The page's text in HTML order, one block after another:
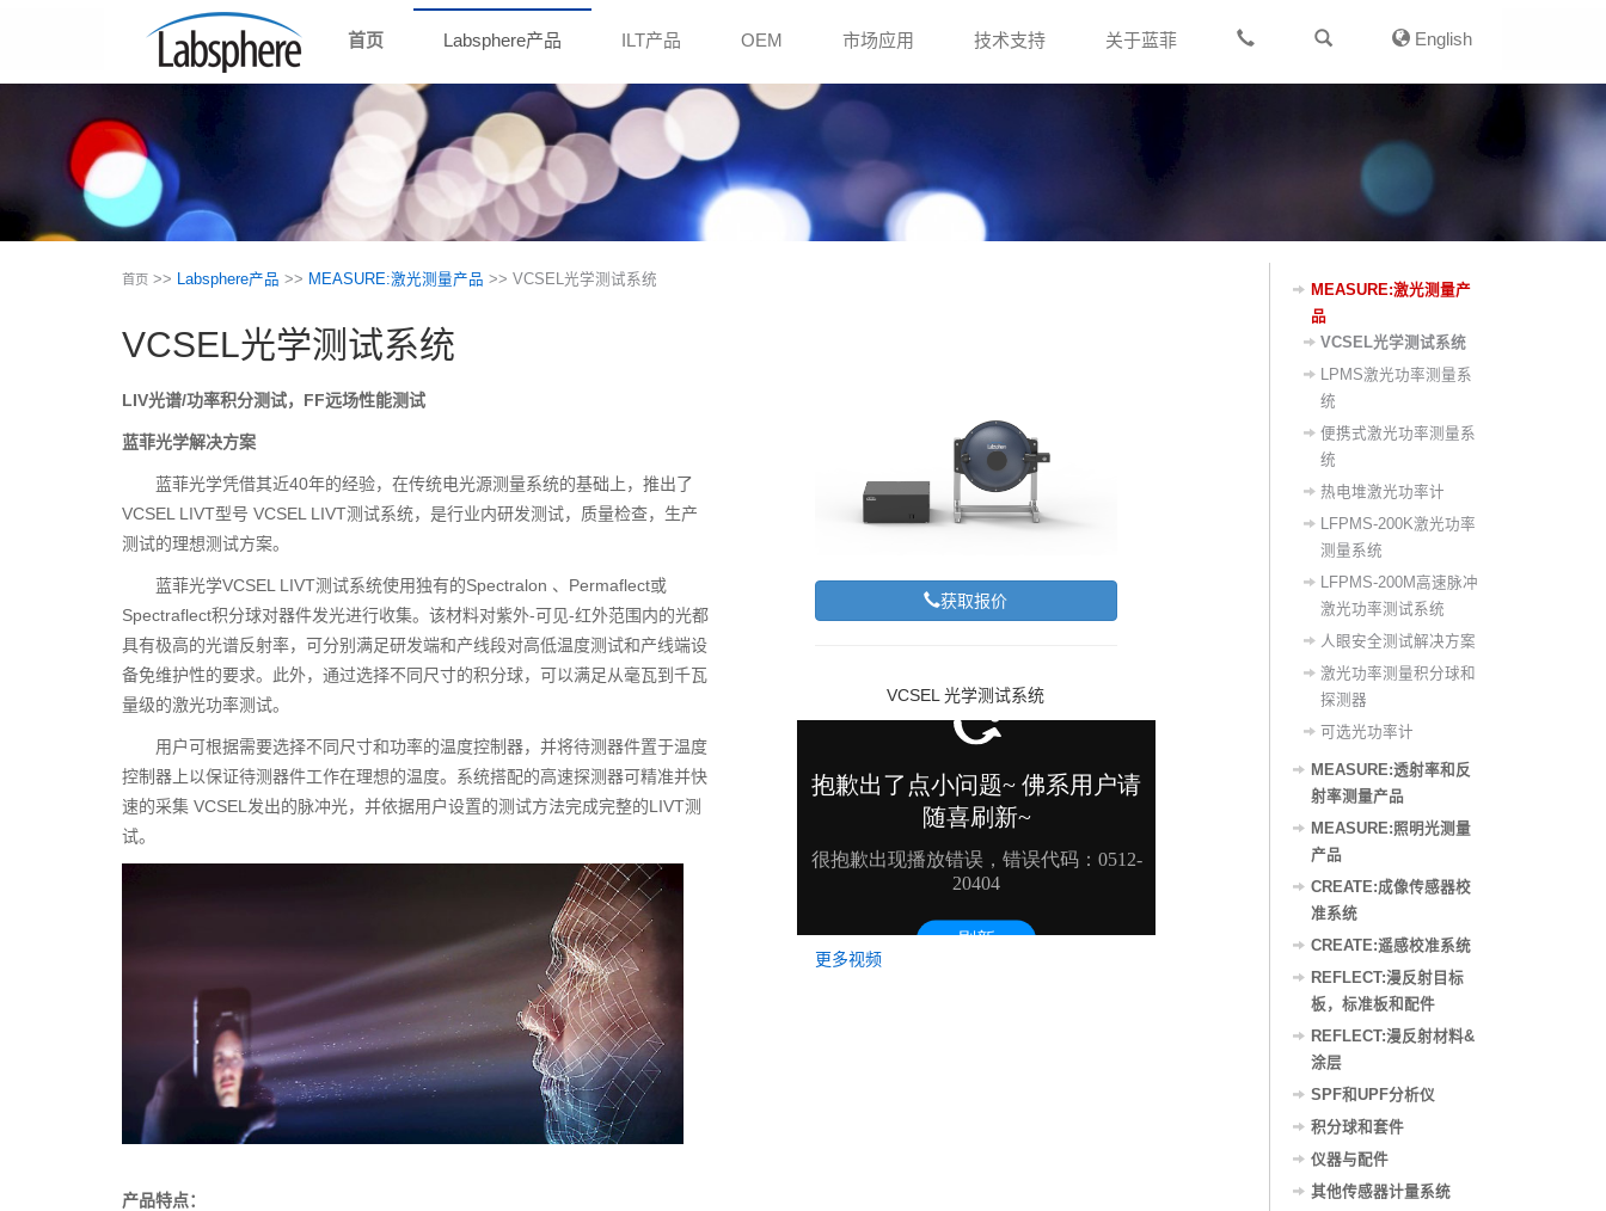
首页 Labsphere产品 ILT产品 OEM 市场应用 技术支持 关于蓝菲 English
首页 >> Labsphere产品 >> MEASURE:激光测量产品 >> VCSEL光学测试系统
VCSEL光学测试系统
获取报价
VCSEL 光学测试系统
更多视频
LIV光谱/功率积分测试，FF远场性能测试
蓝菲光学解决方案
蓝菲光学凭借其近40年的经验，在传统电光源测量系统的基础上，推出了
VCSEL LIVT型号 VCSEL LIVT测试系统，是行业内研发测试，质量检查，生产
测试的理想测试方案。
蓝菲光学VCSEL LIVT测试系统使用独有的Spectralon 、Permaflect或
Spectraflect积分球对器件发光进行收集。该材料对紫外-可见-红外范围内的光都
具有极高的光谱反射率，可分别满足研发端和产线段对高低温度测试和产线端设
备免维护性的要求。此外，通过选择不同尺寸的积分球，可以满足从毫瓦到千瓦
量级的激光功率测试。
用户可根据需要选择不同尺寸和功率的温度控制器，并将待测器件置于温度
控制器上以保证待测器件工作在理想的温度。系统搭配的高速探测器可精准并快
速的采集 VCSEL发出的脉冲光，并依据用户设置的测试方法完成完整的LIVT测
试。
产品特点：
MEASURE:激光测量产
品
VCSEL光学测试系统
LPMS激光功率测量系
统
便携式激光功率测量系
统
热电堆激光功率计
LFPMS-200K激光功率
测量系统
LFPMS-200M高速脉冲
激光功率测试系统
人眼安全测试解决方案
激光功率测量积分球和
探测器
可选光功率计
MEASURE:透射率和反
射率测量产品
MEASURE:照明光测量
产品
CREATE:成像传感器校
准系统
CREATE:遥感校准系统
REFLECT:漫反射目标
板，标准板和配件
REFLECT:漫反射材料&
涂层
SPF和UPF分析仪
积分球和套件
仪器与配件
其他传感器计量系统